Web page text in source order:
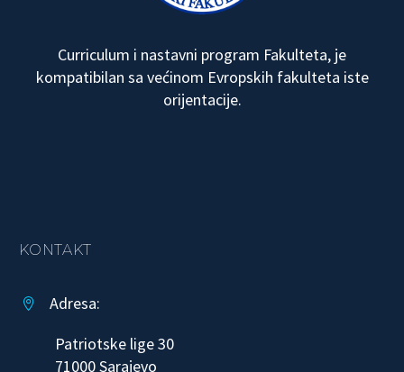
Curriculum i nastavni program Fakulteta, je
kompatibilan sa većinom Evropskih fakulteta iste
orijentacije.
KONTAKT


Adresa:
Patriotske lige 30
71000 Sarajevo